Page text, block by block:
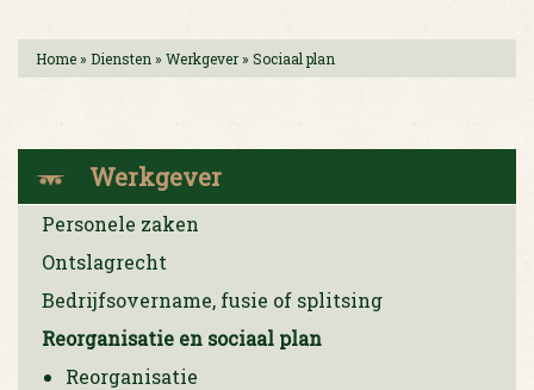
Home» Diensten » Werkgever» Sociaal plan
Werkgever
Personele zaken
Ontslagrecht
Bedrijfsovername, fusie of splitsing
Reorganisatie en sociaal plan
Reorganisatie